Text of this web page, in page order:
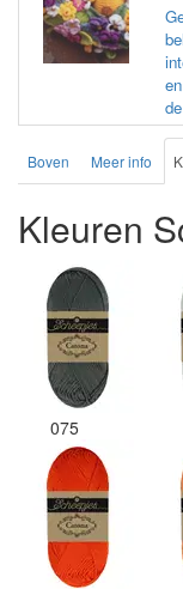
Boven Meer info
Kleuren
075